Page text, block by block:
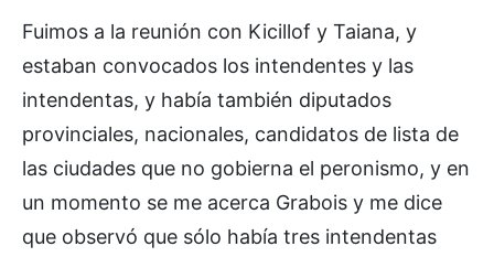
Fuimos a la reunión con Kicillof y Taiana, y
estaban convocados los intendentes y las
intendentas, y había también diputados
provinciales, nacionales, candidatos de lista de
las ciudades que no gobierna el peronismo, y en
un momento se me acerca Grabois y me dice
que observó que sólo había tres intendentas